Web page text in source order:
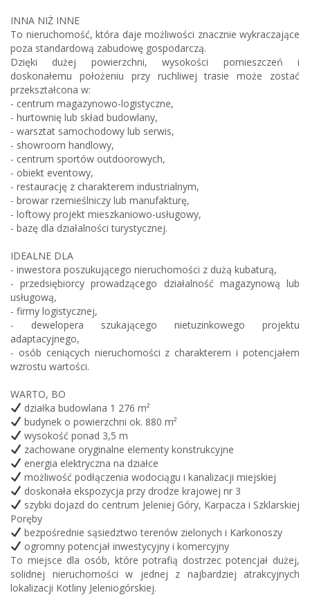
INNA NIŻ INNE
To nieruchomość, która daje możliwości znacznie wykraczające
poza standardową zabudowę gospodarczą.
Dzięki dużej powierzchni, wysokości pomieszczeń i
doskonałemu położeniu przy ruchliwej trasie może zostać
przekształcona w:
- centrum magazynowo-logistyczne,
- hurtownię lub skład budowlany,
- warsztat samochodowy lub serwis,
- showroom handlowy,
- centrum sportów outdoorowych,
- obiekt eventowy,
- restaurację z charakterem industrialnym,
- browar rzemieślniczy lub manufakturę,
- loftowy projekt mieszkaniowo-usługowy,
- bazę dla działalności turystycznej.
IDEALNE DLA
- inwestora poszukującego nieruchomości z dużą kubaturą,
- przedsiębiorcy prowadzącego działalność magazynową lub
usługową,
- firmy logistycznej,
- dewelopera szukającego nietuzinkowego projektu
adaptacyjnego,
- osób ceniących nieruchomości z charakterem i potencjałem
wzrostu wartości.
WARTO, BO
działka budowlana 1 276 m²
budynek o powierzchni ok. 880 m²
wysokość ponad 3,5 m
zachowane oryginalne elementy konstrukcyjne
energia elektryczna na działce
możliwość podłączenia wodociągu i kanalizacji miejskiej
doskonała ekspozycja przy drodze krajowej nr 3
szybki dojazd do centrum Jeleniej Góry, Karpacza i Szklarskiej
Poręby
bezpośrednie sąsiedztwo terenów zielonych i Karkonoszy
ogromny potencjał inwestycyjny i komercyjny
To miejsce dla osób, które potrafią dostrzec potencjał dużej,
solidnej nieruchomości w jednej z najbardziej atrakcyjnych
lokalizacji Kotliny Jeleniogórskiej.